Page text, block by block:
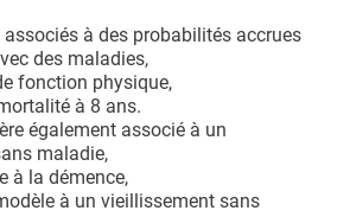
à des probabilités accrues
des maladies,
fonction physique,
à 8 ans.
également associé à un
maladie,
à la démence,
à un vieillissement sans